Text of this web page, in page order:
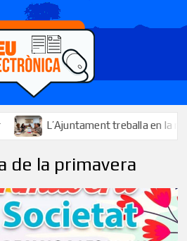
L’Ajuntament treballa en la millora i
de la primavera